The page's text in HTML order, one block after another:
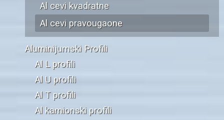
Al cevi kvadratne
Al cevi pravougaone
Aluminijumski Profili
Al L profili
Al U profili
Al T profili
Al kamionski profili